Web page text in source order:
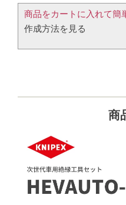
商品をカートに入れて簡
作成方法を見る​​
商